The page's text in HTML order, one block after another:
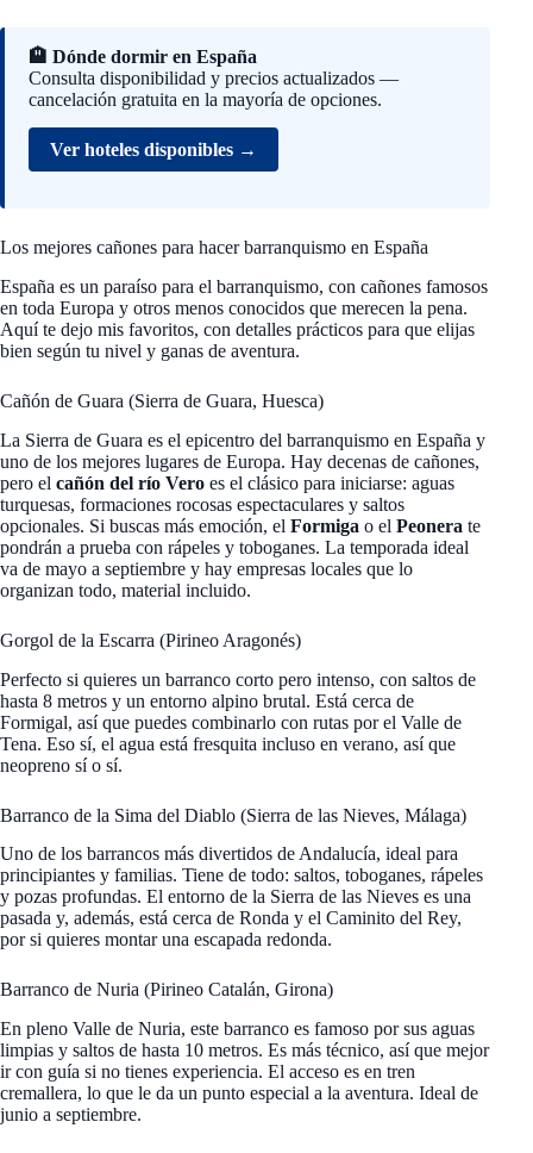
🏨 Dónde dormir en España
Consulta disponibilidad y precios actualizados —
cancelación gratuita en la mayoría de opciones.
Ver hoteles disponibles →
Los mejores cañones para hacer barranquismo en España
España es un paraíso para el barranquismo, con cañones famosos
en toda Europa y otros menos conocidos que merecen la pena.
Aquí te dejo mis favoritos, con detalles prácticos para que elijas
bien según tu nivel y ganas de aventura.
Cañón de Guara (Sierra de Guara, Huesca)
La Sierra de Guara es el epicentro del barranquismo en España y
uno de los mejores lugares de Europa. Hay decenas de cañones,
pero el cañón del río Vero es el clásico para iniciarse: aguas
turquesas, formaciones rocosas espectaculares y saltos
opcionales. Si buscas más emoción, el Formiga o el Peonera te
pondrán a prueba con rápeles y toboganes. La temporada ideal
va de mayo a septiembre y hay empresas locales que lo
organizan todo, material incluido.
Gorgol de la Escarra (Pirineo Aragonés)
Perfecto si quieres un barranco corto pero intenso, con saltos de
hasta 8 metros y un entorno alpino brutal. Está cerca de
Formigal, así que puedes combinarlo con rutas por el Valle de
Tena. Eso sí, el agua está fresquita incluso en verano, así que
neopreno sí o sí.
Barranco de la Sima del Diablo (Sierra de las Nieves, Málaga)
Uno de los barrancos más divertidos de Andalucía, ideal para
principiantes y familias. Tiene de todo: saltos, toboganes, rápeles
y pozas profundas. El entorno de la Sierra de las Nieves es una
pasada y, además, está cerca de Ronda y el Caminito del Rey,
por si quieres montar una escapada redonda.
Barranco de Nuria (Pirineo Catalán, Girona)
En pleno Valle de Nuria, este barranco es famoso por sus aguas
limpias y saltos de hasta 10 metros. Es más técnico, así que mejor
ir con guía si no tienes experiencia. El acceso es en tren
cremallera, lo que le da un punto especial a la aventura. Ideal de
junio a septiembre.